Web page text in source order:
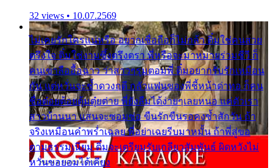
32 views • 10.07.2569
ไม่เคยรักใครแน่หรือ อยากเชื่อถือก็ไม่กล้า ติ๋มใช่คนสวย
ตรึงใจ ติ๋มใช่งามซึ้งตรึงตรา พี่หรือจะมาหมายร่วมชีวี ก็
คนเขาลืออื้อฉาว ว่าสาวๆรุมตอมพี่ ติ๋มอยากรับรักเหมือน
กัน แต่หวั่นจะช้ำดวงฤดี กลัวแฟนของพี่ชี้หน้าด่าทอ ก็คน
ชื่อต๋อยต้อยตุ้มตุ๋ยต่าย พี่ยังลืมได้ง่ายๆเลยหนอ แค่ตัวเรา
สาวบ้านนา แสนจะซอมซ่อ ขืนรักขืนรอคงช้ำสักวัน ถ้า
จริงเหมือนคำพร่ำเฉลย พี่อย่าเฉยรีบมาหมั้น ถ้าพี่สู่ขอ
ตามธรรมเนียม ติ๋มจะเตรียมรับเกลียวสัมพันธ์ ผิดหวังไม่
หวั่นขอยอมได้เคียง